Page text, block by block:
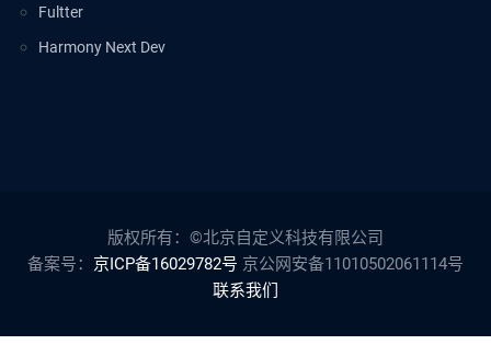
Fultter
Harmony Next Dev
版权所有：©北京自定义科技有限公司
备案号： 京ICP备16029782号 京公网安备11010502061114号
联系我们